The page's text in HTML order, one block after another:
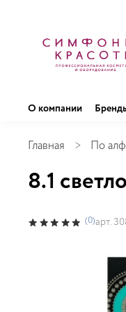
О компании
Главная По
8.1
(0)арт.